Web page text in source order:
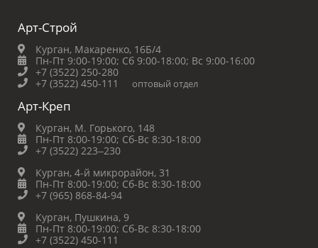
Арт-Строй
Курган, Макаренко, 16Б/4
Пн-Пт 9:00-19:00; Сб 9:00-18:00; Вс 9:00-16:00
+7 (3522) 250-280
+7 (3522) 450-111
оптовый отдел
Арт-Креп
Курган, М. Горького, 148
Пн-Пт 8:00-19:00; Сб-Вс 8:30-18:00
+7 (3522) 223‒230
Курган, 4-й микрорайон, 31
Пн-Пт 8:00-19:00; Сб-Вс 8:30-18:00
+7 (965) 868-84-94
Курган, Пушкина, 9
Пн-Пт 8:00-19:00; Сб-Вс 8:30-18:00
+7 (3522) 450-111